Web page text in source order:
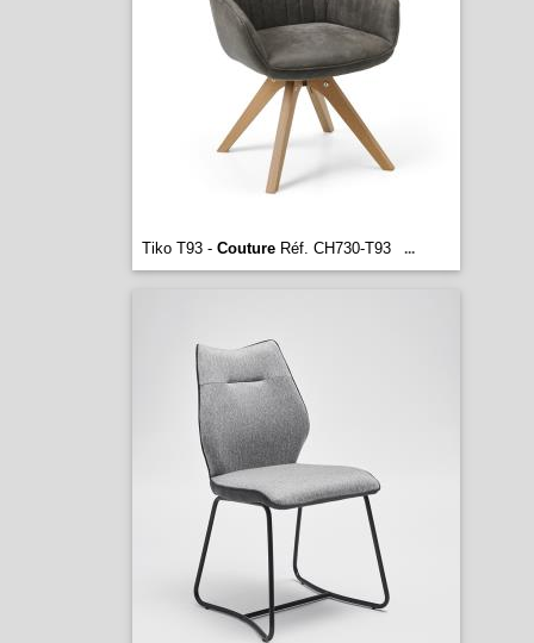
Tiko T93 - CoutureRéf. CH730-T93 ...